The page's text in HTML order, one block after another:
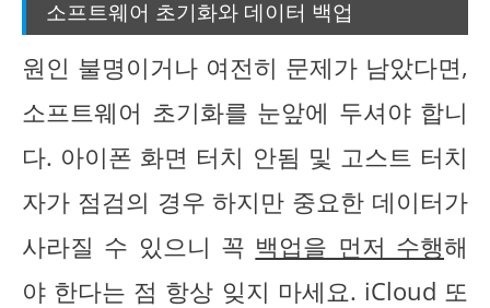
소프트웨어 초기화와 데이터 백업
원인 불명이거나 여전히 문제가 남았다면,
소프트웨어 초기화를 눈앞에 두셔야 합니
다. 아이폰 화면 터치 안됨 및 고스트 터치
자가 점검의 경우 하지만 중요한 데이터가
사라질 수 있으니 꼭 백업을 먼저 수행해
야 한다는 점 항상 잊지 마세요. iCloud 또